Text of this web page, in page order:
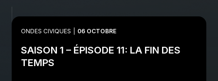
ONDES CIVIQUES 06 OCTOBRE
SAISON 1 – ÉPISODE 11: LA FIN DES
TEMPS